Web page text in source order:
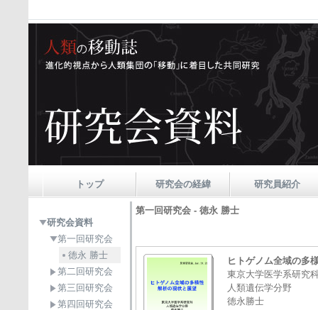
トップ 研究会の経緯 研究員紹介
研究会資料
第一回研究会
徳永 勝士
第二回研究会
第三回研究会
第四回研究会
第一回研究会 - 徳永 勝士
ヒトゲノム全域の多
東京大学医学系研究
人類遺伝学分野
徳永勝士